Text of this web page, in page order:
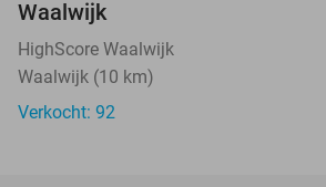
Waalwijk
HighScore Waalwijk
Waalwijk (10 km)
Verkocht: 92